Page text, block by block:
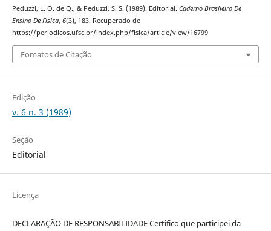
Peduzzi, L. O. de Q., & Peduzzi, S. S. (1989). Editorial. Caderno Brasileiro De
Ensino De Física, 6(3), 183. Recuperado de
https://periodicos.ufsc.br/index.php/fisica/article/view/16799
Fomatos de Citação
Edição
v. 6 n. 3 (1989)
Seção
Editorial
Licença
DECLARAÇÃO DE RESPONSABILIDADE Certifico que participei da